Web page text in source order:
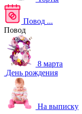
Повод ...
Повод
8 марта
День рождения
На выписку